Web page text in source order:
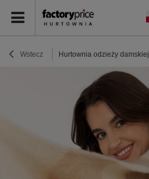
Wstecz Hurtownia odzieży damskiej